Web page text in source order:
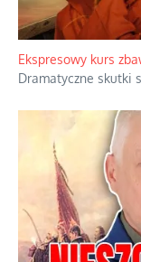
Ekspresowy kurs
Dramatyczne skutki